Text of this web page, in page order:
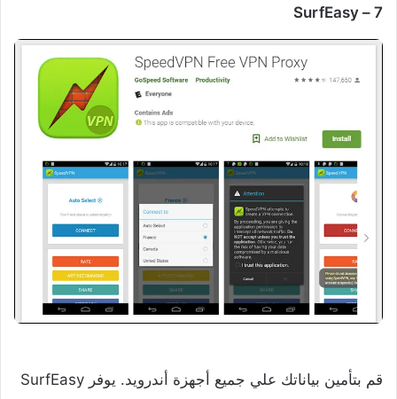
7 –
SurfEasy
قم بتأمين بياناتك علي جميع أجهزة أندرويد. يوفر SurfEasy